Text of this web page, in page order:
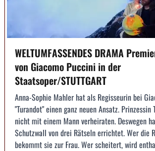
WELTUMFASSENDES DRAMA
von Giacomo Puccini in der
Staatsoper/STUTTGART
Anna-Sophie Mahler hat als Regisseurin bei
"Turandot" einen ganz neuen Ansatz.
nicht mit einem Mann verheiraten. Deswegen
Schutzwall von drei Rätseln errichtet. Wer die
bekommt sie zur Frau. Wer scheitert, wird